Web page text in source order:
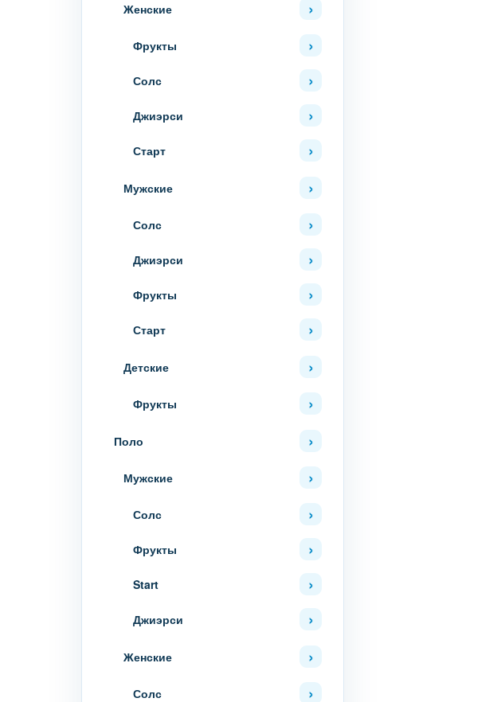
Женские
Фрукты
Солс
Джиэрси
Старт
Мужские
Солс
Джиэрси
Фрукты
Старт
Детские
Фрукты
Поло
Мужские
Солс
Фрукты
Start
Джиэрси
Женские
Солс